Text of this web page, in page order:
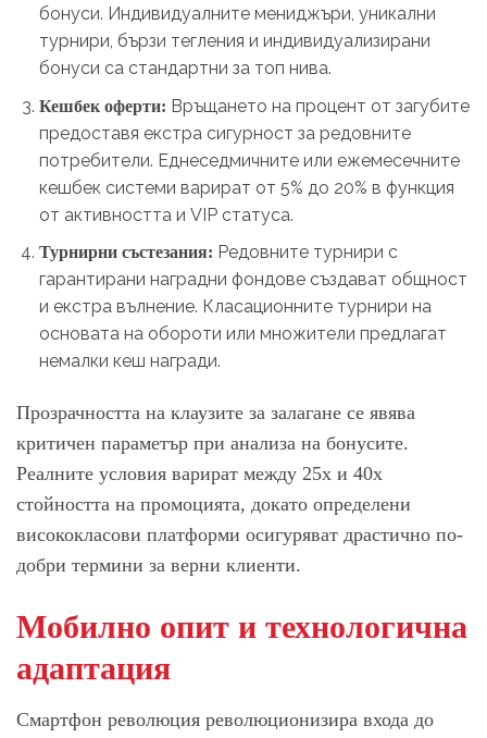
бонуси. Индивидуалните мениджъри, уникални
турнири, бързи тегления и индивидуализирани
бонуси са стандартни за топ нива.
Кешбек оферти: Връщането на процент от загубите
предоставя екстра сигурност за редовните
потребители. Еднеседмичните или ежемесечните
кешбек системи варират от 5% до 20% в функция
от активността и VIP статуса.
Турнирни състезания: Редовните турнири с
гарантирани наградни фондове създават общност
и екстра вълнение. Класационните турнири на
основата на обороти или множители предлагат
немалки кеш награди.
Прозрачността на клаузите за залагане се явява
критичен параметър при анализа на бонусите.
Реалните условия варират между 25x и 40x
стойността на промоцията, докато определени
висококласови платформи осигуряват драстично по-
добри термини за верни клиенти.
Мобилно опит и технологична
адаптация
Смартфон революция революционизира входа до